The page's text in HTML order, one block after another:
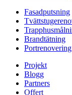
Fasadputsning
Brandtätning
Projekt
Blogg
Partners
Offert